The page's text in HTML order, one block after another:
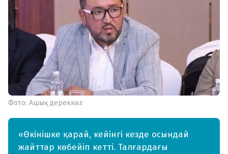
Фото: Ашық дереккөз
«Өкінішке қарай, кейінгі кезде осындай
жайттар көбейіп кетті. Талғардағы